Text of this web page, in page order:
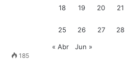
185
18 19 20 21
25 26 27 28
« Abr Jun »